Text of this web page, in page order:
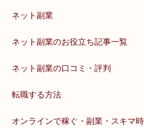
ネット副業
ネット副業のお役立ち記事一覧
ネット副業の口コミ・評判
転職する方法
オンラインで稼ぐ・副業・スキマ